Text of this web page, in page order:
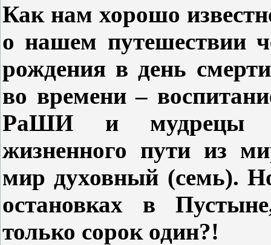
Как нам хорошо
о нашем путешествии
рождения в день
во времени –
РаШИ и мудрецы
жизненного пути из
мир духовный (семь).
остановках в
только сорок один?!